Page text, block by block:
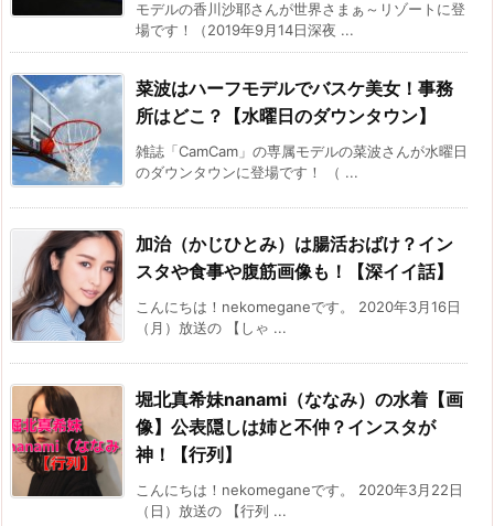
モデルの香川沙耶さんが世界さまぁ～リゾートに登
場です！（2019年9月14日深夜 ...
菜波はハーフモデルでバスケ美女！事務
所はどこ？【水曜日のダウンタウン】
雑誌「CamCam」の専属モデルの菜波さんが水曜日
のダウンタウンに登場です！ （ ...
加治（かじひとみ）は腸活おばけ？イン
スタや食事や腹筋画像も！【深イイ話】
こんにちは！nekomeganeです。 2020年3月16日
（月）放送の 【しゃ ...
堀北真希妹nanami（ななみ）の水着【画
像】公表隠しは姉と不仲？インスタが
神！【行列】
こんにちは！nekomeganeです。 2020年3月22日
（日）放送の 【行列 ...